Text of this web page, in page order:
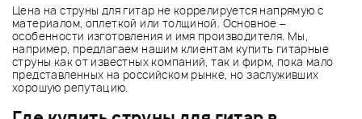
Цена на струны для гитар не коррелируется напрямую с
материалом, оплеткой или толщиной. Основное –
особенности изготовления и имя производителя. Мы,
например, предлагаем нашим клиентам купить гитарные
струны как от известных компаний, так и фирм, пока мало
представленных на российском рынке, но заслуживших
хорошую репутацию.